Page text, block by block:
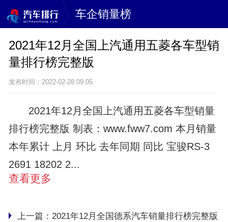
车企销量榜
2021年12月全国上汽通用五菱各车型销
量排行榜完整版
发布时间：2022-02-28 09:05
2021年12月全国上汽通用五菱各车型销量
排行榜完整版 制表：www.fww7.com 本月销量
本年累计 上月 环比 去年同期 同比 宝骏RS-3
2691 18202 2...
查看更多
上一篇： 2021年12月全国德系汽车销量排行榜完整版